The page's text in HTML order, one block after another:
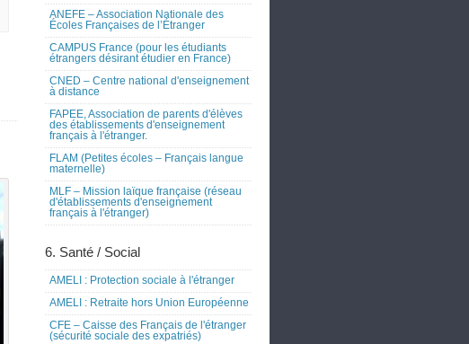
ANEFE – Association Nationale des
Écoles Françaises de l’Étranger
CAMPUS France (pour les étudiants
étrangers désirant étudier en France)
CNED – Centre national d'enseignement
à distance
FAPEE, Association de parents d'élèves
des établissements d'enseignement
français à l'étranger.
FLAM (Petites écoles – Français langue
maternelle)
MLF – Mission laïque française (réseau
d'établissements d'enseignement
français à l'étranger)
6. Santé / Social
AMELI : Protection sociale à l'étranger
AMELI : Retraite hors Union Européenne
CFE – Caisse des Français de l'étranger
(sécurité sociale des expatriés)